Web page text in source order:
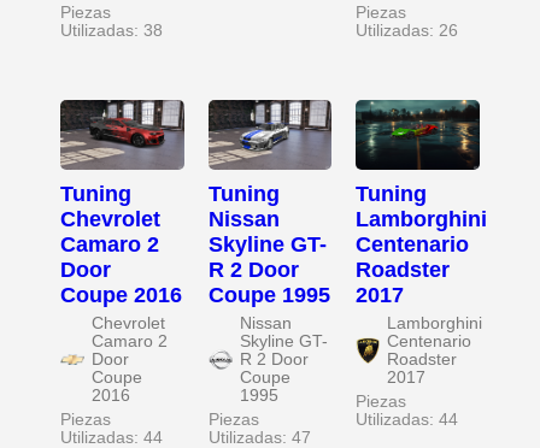
Piezas
Utilizadas: 38
Piezas
Utilizadas: 26
Tuning
Chevrolet
Camaro 2
Door
Coupe 2016
Chevrolet
Camaro 2
Door
Coupe
2016
Piezas
Utilizadas: 44
Tuning
Nissan
Skyline GT-
R 2 Door
Coupe 1995
Nissan
Skyline GT-
R 2 Door
Coupe
1995
Piezas
Utilizadas: 47
Tuning
Lamborghini
Centenario
Roadster
2017
Lamborghini
Centenario
Roadster
2017
Piezas
Utilizadas: 44